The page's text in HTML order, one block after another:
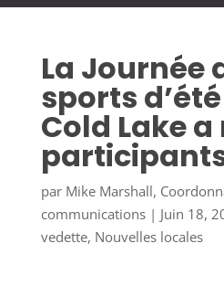
La Journée
sports
Cold Lake
par Mike Marshall,
communications| Juin 18,
vedette, Nouvelles locales